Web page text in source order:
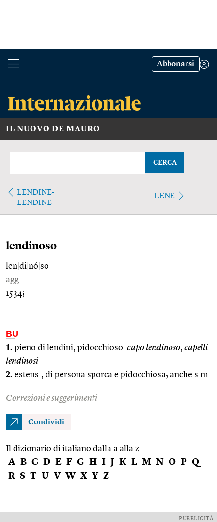
Abbonarsi
IL NUOVO DE MAURO
CERCA
LENDINE-
LENDINE
LENE
lendinoso
len di nó so
agg.
1534;
BU
1. pieno di lendini, pidocchioso: capo lendinoso, capelli
lendinosi
2. estens., di persona sporca e pidocchiosa; anche s.m.
Correzioni e suggerimenti
Condividi
Il dizionario di italiano dalla a alla z
A B C D E F G H I J K L M N O P Q
R S T U V W X Y Z
PUBBLICITÀ